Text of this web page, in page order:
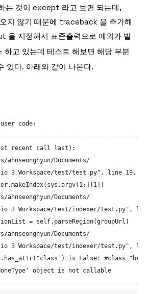
는 것이 except 라고 보면 되는데,
지 않기 때문에 traceback 을 추가해
을 지정해서 표준출력으로 예외가 발
하고 있는데 테스트 해보면 해당 부분
있다. 아래와 같이 나온다.
code:
recent call last):
ahnseonghyun/Documents/
3 Workspace/test/test.py", line 19,
ahnseonghyun/Documents/
3 Workspace/test/indexer/test.py",
= self.parseRegion(groupUrl)
ahnseonghyun/Documents/
3 Workspace/test/indexer/test.py",
is False: #class="best"
object is not callable